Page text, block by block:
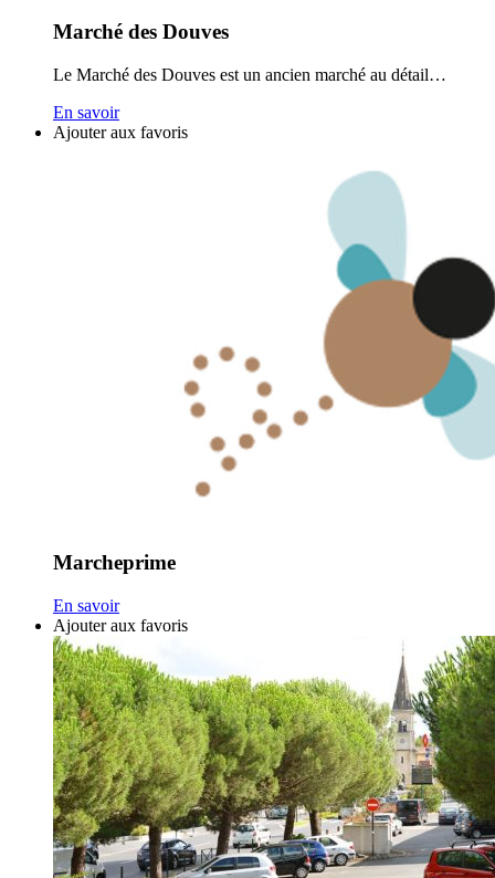
Marché des Douves
Le Marché des Douves est un ancien marché au détail…
En savoir
Ajouter aux favoris
Marcheprime
En savoir
Ajouter aux favoris